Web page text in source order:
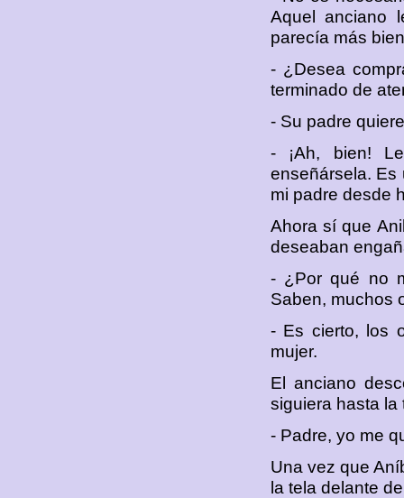
Aquel anciano
parecía más
- ¿Desea
terminado de
- Su padre
- ¡Ah, bien!
enseñársela. Es
mi padre desde
Ahora sí que
deseaban
- ¿Por qué no
Saben, muchos
- Es cierto, los
mujer.
El anciano
siguiera hasta la
- Padre, yo me
Una vez que
la tela delante